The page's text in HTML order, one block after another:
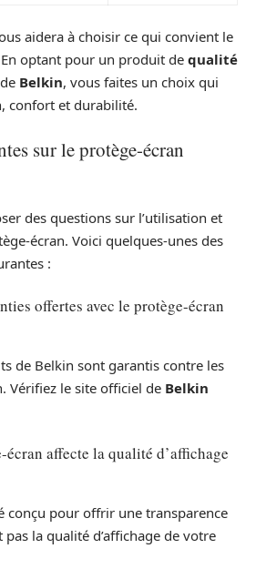
aidera à choisir ce qui convient le
optant pour un produit de qualité
Belkin, vous faites un choix qui
confort et durabilité.
sur le protège-écran
des questions sur l’utilisation et
écran. Voici quelques-unes des
:
offertes avec le protège-écran
de Belkin sont garantis contre les
Vérifiez le site officiel de Belkin
affecte la qualité d’affichage
conçu pour offrir une transparence
la qualité d’affichage de votre